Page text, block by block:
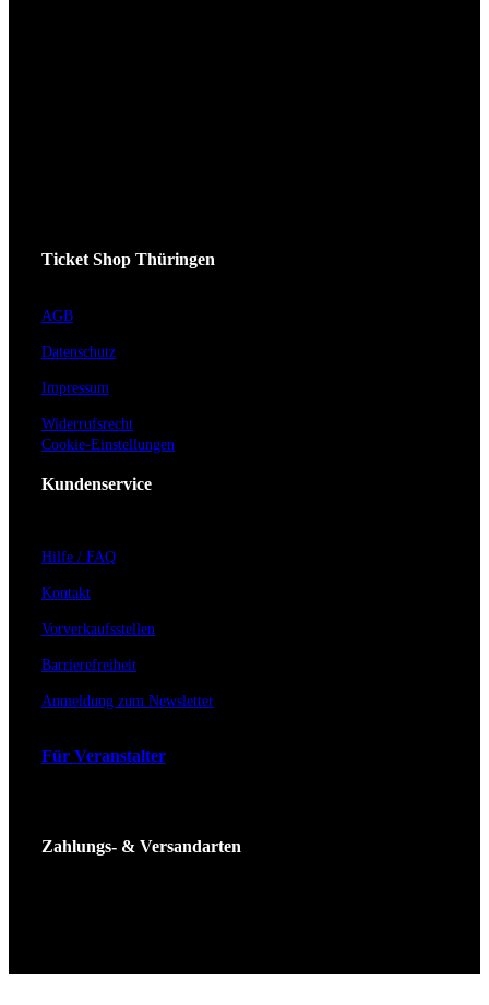
Ticket Shop Thüringen
AGB
Datenschutz
Impressum
Widerrufsrecht
Cookie-Einstellungen
Kundenservice
Hilfe / FAQ
Kontakt
Vorverkaufsstellen
Barrierefreiheit
Anmeldung zum Newsletter
Für Veranstalter
Zahlungs- & Versandarten